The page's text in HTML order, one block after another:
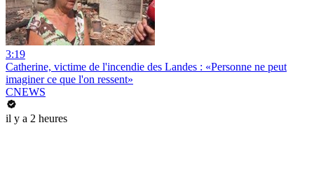
3:19
Catherine, victime de l'incendie des Landes : «Personne ne peut
imaginer ce que l'on ressent»
CNEWS
il y a 2 heures